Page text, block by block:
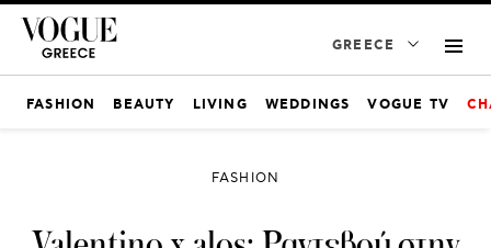
GREECE
FASHION BEAUTY LIVING WEDDINGS VOGUE TV
FASHION